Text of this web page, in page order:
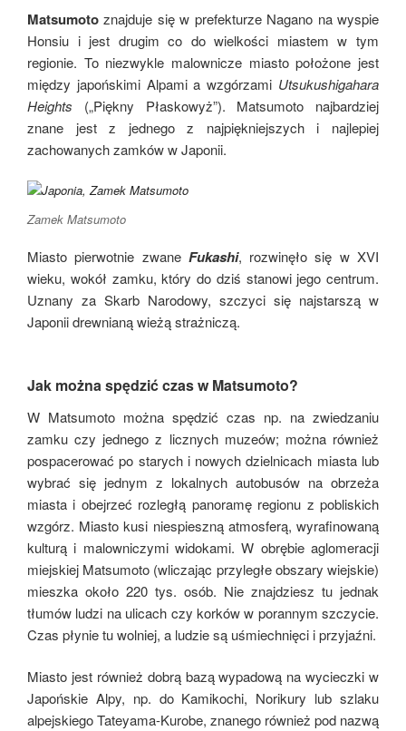
Matsumoto znajduje się w prefekturze Nagano na wyspie
Honsiu i jest drugim co do wielkości miastem w tym
regionie. To niezwykle malownicze miasto położone jest
między japońskimi Alpami a wzgórzami Utsukushigahara
Heights („Piękny Płaskowyż”). Matsumoto najbardziej
znane jest z jednego z najpiękniejszych i najlepiej
zachowanych zamków w Japonii.
Zamek Matsumoto
Miasto pierwotnie zwane Fukashi, rozwinęło się w XVI
wieku, wokół zamku, który do dziś stanowi jego centrum.
Uznany za Skarb Narodowy, szczyci się najstarszą w
Japonii drewnianą wieżą strażniczą.
Jak można spędzić czas w Matsumoto?
W Matsumoto można spędzić czas np. na zwiedzaniu
zamku czy jednego z licznych muzeów; można również
pospacerować po starych i nowych dzielnicach miasta lub
wybrać się jednym z lokalnych autobusów na obrzeża
miasta i obejrzeć rozległą panoramę regionu z pobliskich
wzgórz. Miasto kusi niespieszną atmosferą, wyrafinowaną
kulturą i malowniczymi widokami. W obrębie aglomeracji
miejskiej Matsumoto (wliczając przyległe obszary wiejskie)
mieszka około 220 tys. osób. Nie znajdziesz tu jednak
tłumów ludzi na ulicach czy korków w porannym szczycie.
Czas płynie tu wolniej, a ludzie są uśmiechnięci i przyjaźni.
Miasto jest również dobrą bazą wypadową na wycieczki w
Japońskie Alpy, np. do Kamikochi, Norikury lub szlaku
alpejskiego Tateyama-Kurobe, znanego również pod nazwą